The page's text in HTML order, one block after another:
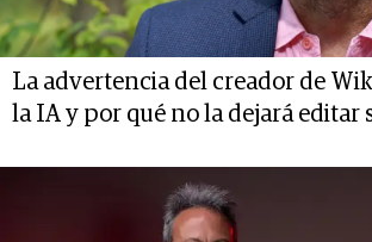
La advertencia del creador de
la IA y por qué no la dejará editar